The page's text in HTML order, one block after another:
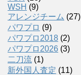
WSH (9)
アレンジチーム (27)
パワプロ (9)
パワプロ2018 (2)
パワプロ2026 (3)
二刀流 (1)
新外国人査定 (11)